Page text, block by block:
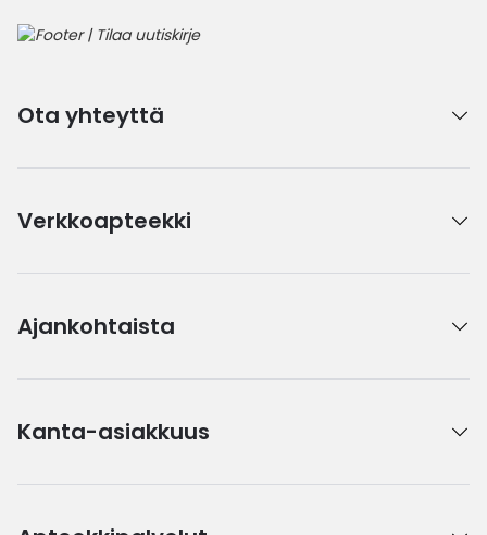
Ota yhteyttä
Verkkoapteekki
Ajankohtaista
Kanta-asiakkuus